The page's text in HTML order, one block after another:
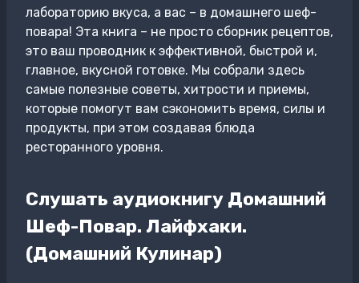
лабораторию вкуса, а вас – в домашнего шеф-
повара! Эта книга – не просто сборник рецептов,
это ваш проводник к эффективной, быстрой и,
главное, вкусной готовке. Мы собрали здесь
самые полезные советы, хитрости и приемы,
которые помогут вам сэкономить время, силы и
продукты, при этом создавая блюда
ресторанного уровня.
Слушать аудиокнигу Домашний
Шеф-Повар. Лайфхаки.
(Домашний Кулинар)